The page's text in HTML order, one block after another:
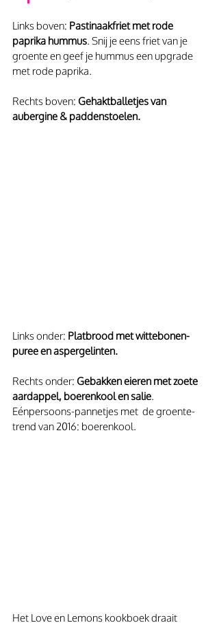
Links boven: Pastinaakfriet met rode
paprika hummus. Snij je eens friet van je
groente en geef je hummus een upgrade
met rode paprika.
Rechts boven: Gehaktballetjes van
aubergine & paddenstoelen.
Links onder: Platbrood met wittebonen-
puree en aspergelinten.
Rechts onder: Gebakken eieren met zoete
aardappel, boerenkool en salie.
Eénpersoons-pannetjes met  de groente-
trend van 2016: boerenkool.
Het Love en Lemons kookboek draait